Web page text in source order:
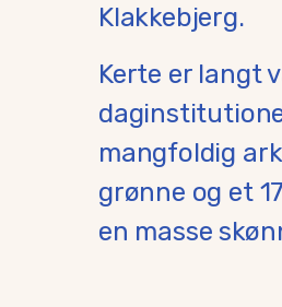
Klakkebjerg.
Kerte er langt
mangfoldig
grønne og et
en masse